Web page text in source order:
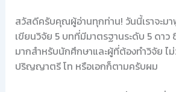
สวัสดีครับคุณผู้อ่านทุกท่าน! วันนี้เราจะม
เขียนวิจัย 5 บทที่มีมาตรฐานระดับ 5 ดา
มากสำหรับนักศึกษาและผู้ที่ต้องทำวิจัย ไม่
ปริญญาตรี โท หรือเอกก็ตามครับผม